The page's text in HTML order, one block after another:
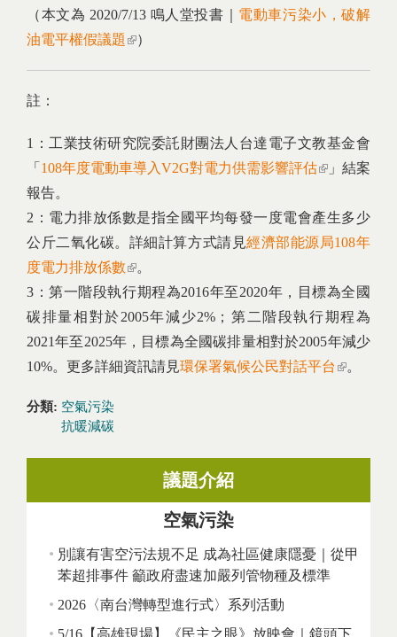
（本文為 2020/7/13 鳴人堂投書｜ 電動車污染小，破解
油電平權假議題(link is external)
）
註：
1：工業技術研究院委託財團法人台達電子文教基金會
「 108年度電動車導入V2G對電力供需影響評估(link is
」結案
報告。
2：電力排放係數是指全國平均每發一度電會產生多少
公斤二氧化碳。詳細計算方式請見經濟部能源局108年
度電力排放係數(link is external)
。
3：第一階段執行期程為2016年至2020年，目標為全國
碳排量相對於2005年減少2%；第二階段執行期程為
2021年至2025年，目標為全國碳排量相對於2005年減少
10%。更多詳細資訊請見環保署氣候公民對話平台 (link is
。
分類: 空氣污染
抗暖減碳
議題介紹
空氣污染
別讓有害空污法規不足 成為社區健康隱憂｜從甲
苯超排事件 籲政府盡速加嚴列管物種及標準
2026〈南台灣轉型進行式〉系列活動